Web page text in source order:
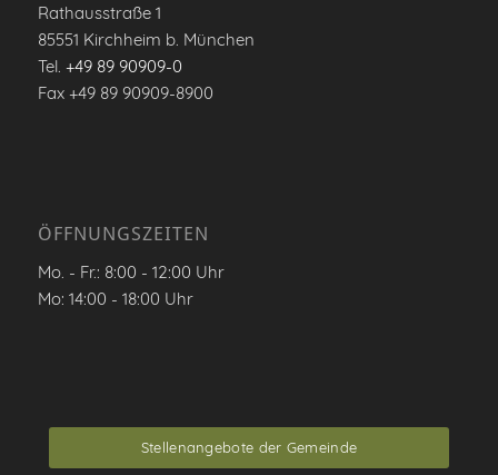
Rathausstraße 1
85551 Kirchheim b. München
Tel. +49 89 90909-0
Fax +49 89 90909-8900
ÖFFNUNGSZEITEN
Mo. - Fr.: 8:00 - 12:00 Uhr
Mo: 14:00 - 18:00 Uhr
Stellenangebote der Gemeinde